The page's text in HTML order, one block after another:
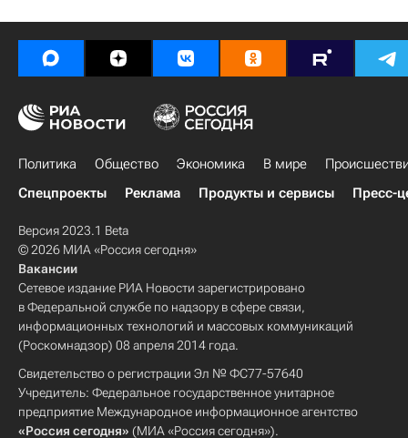
Политика Общество Экономика В мире
Спецпроекты
Реклама Продукты и сервисы Пресс-
Версия 2023.1 Beta
© 2026 МИА «Россия сегодня»
Вакансии
Сетевое издание РИА Новости зарегистрировано
в Федеральной службе по надзору в сфере связи,
информационных технологий и массовых коммуникаций
(Роскомнадзор) 08 апреля 2014 года.
Свидетельство о регистрации Эл № ФС77-57640
Учредитель: Федеральное государственное унитарное
предприятие Международное информационное агентство
«Россия сегодня» (МИА «Россия сегодня»).